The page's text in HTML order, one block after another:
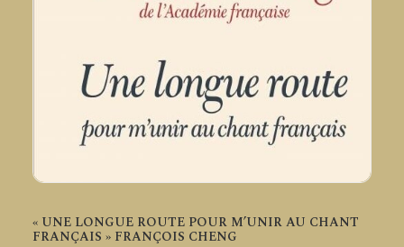
« UNE LONGUE ROUTE POUR M’UNIR AU CHANT
FRANÇAIS » FRANÇOIS CHENG